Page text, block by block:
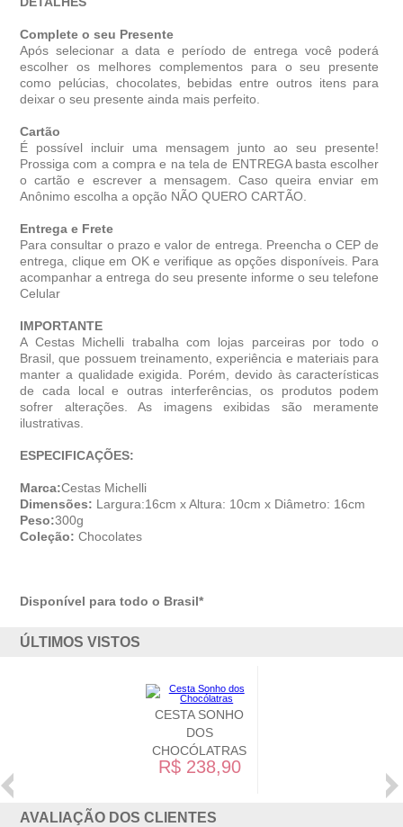
Complete o seu Presente
Após selecionar a data e período de entrega você poder
escolher os melhores complementos para o seu presente
como pelúcias, chocolates, bebidas entre outros itens para
deixar o seu presente ainda mais perfeito.
Cartão
É possível incluir uma mensagem junto ao seu presente!
Prossiga com a compra e na tela de ENTREGA basta escolher
o cartão e escrever a mensagem. Caso queira enviar em
Anônimo escolha a opção NÃO QUERO CARTÃO.
Entrega e Frete
Para consultar o prazo e valor de entrega. Preencha o CEP de
entrega, clique em OK e verifique as opções disponíveis. Para
acompanhar a entrega do seu presente informe o seu telefone
Celular
IMPORTANTE
A Cestas Michelli trabalha com lojas parceiras por todo o
Brasil, que possuem treinamento, experiência e materiais para
manter a qualidade exigida. Porém, devido às características
de cada local e outras interferências, os produtos podem
sofrer alterações. As imagens exibidas são meramente
ilustrativas.
ESPECIFICAÇÕES:
Marca:Cestas Michelli
Dimensões: Largura:16cm x Altura: 10cm x Diâmetro: 16cm
Peso:300g
Coleção: Chocolates
Disponível para todo o Brasil*
ÚLTIMOS VISTOS
CESTA SONHO
DOS
CHOCÓLATRAS
R$ 238,90
AVALIAÇÃO DOS CLIENTES